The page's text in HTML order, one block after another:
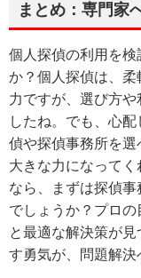
まとめ：専門家
個人探偵の利用を
か？個人探偵は、
力ですが、選び方
したね。でも、心
偵や探偵事務所を
大きな力になって
なら、まずは探偵
でしょうか？プロ
と最適な解決策が
す勇気が、問題解決